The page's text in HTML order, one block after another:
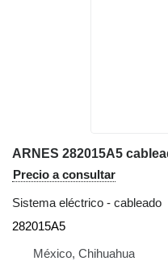
Precio a consultar
Sistema eléctrico - cableado
282015A5
México, Chihuahua